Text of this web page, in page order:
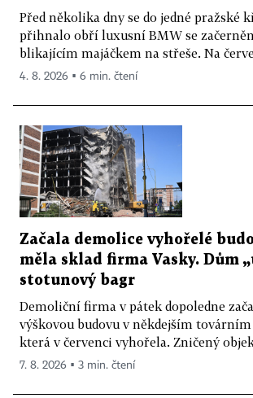
Před několika dny se do jedné pražské
přihnalo obří luxusní BMW se
blikajícím majáčkem na střeše. Na
4. 8. 2026 ▪ 6 min. čtení
Začala demolice vyhořelé
měla sklad firma Vasky. Dům
stotunový bagr
Demoliční firma v pátek dopoledne
výškovou budovu v někdejším
která v červenci vyhořela. Zničený
7. 8. 2026 ▪ 3 min. čtení